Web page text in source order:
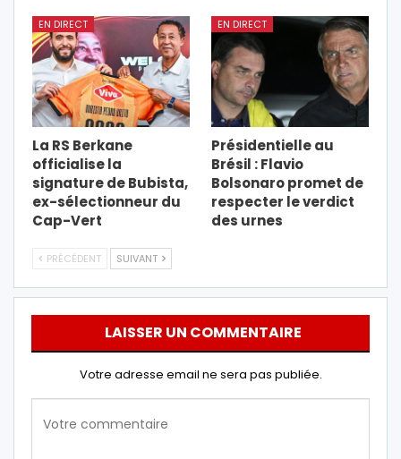
EN DIRECT
La RS Berkane
officialise la
signature de Bubista,
ex-sélectionneur du
Cap-Vert
EN DIRECT
Présidentielle au
Brésil : Flavio
Bolsonaro promet de
respecter le verdict
des urnes
PRÉCÉDENT SUIVANT
LAISSER UN COMMENTAIRE
Votre adresse email ne sera pas publiée.